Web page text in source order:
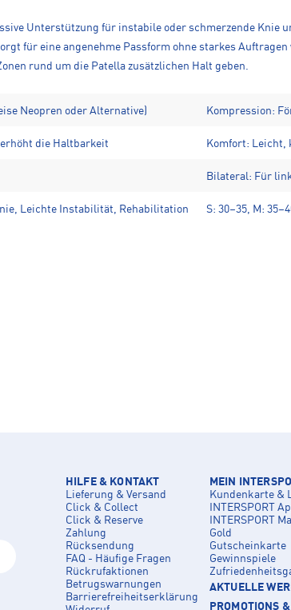
Unterstützung für instabile oder schmerzende
für eine angenehme Passform ohne starkes
rund um die Patella zusätzlichen Halt geben.
Neopren oder Alternative) Kompression:
die Haltbarkeit Komfort: Leicht,
Bilateral: Für
Leichte Instabilität, Rehabilitation
S: 30–35, M:
HILFE & KONTAKT
Lieferung & Versand
Click & Collect
Click & Reserve
Zahlung
Rücksendung
FAQ - Häufige Fragen
Rückrufaktionen
Betrugswarnungen
Barrierefreiheitserklärung
MEIN
Kundenkarte &
INTERSPORT
INTERSPORT
Gold
Gutscheinkarte
Gewinnspiele
AKTUELLE
PROMOTIONS